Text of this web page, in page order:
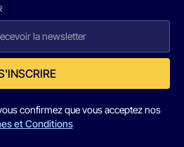
confirmez que vous acceptez nos
et Conditions